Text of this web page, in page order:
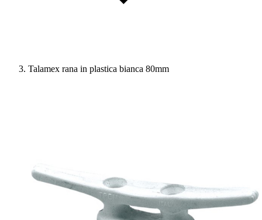
Talamex rana in plastica bianca 80mm